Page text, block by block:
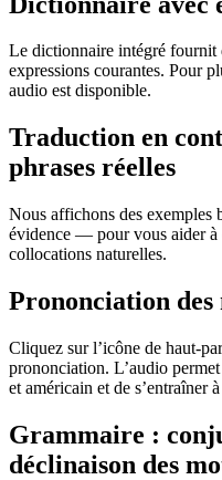
Le dictionnaire intégré fournit
expressions courantes. Pour
audio est disponible.
Traduction en
phrases réelles
Nous affichons des exemples
évidence — pour vous aider à
collocations naturelles.
Prononciation des
Cliquez sur l’icône de haut-
prononciation. L’audio
et américain et de s’entraîner
Grammaire :
déclinaison des